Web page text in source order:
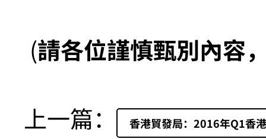
(請各位謹慎甄別內容
上一篇： 香港貿發局：2016年Q1香